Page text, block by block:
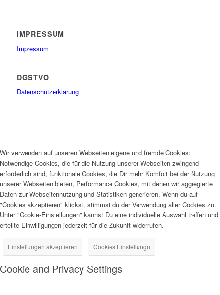
IMPRESSUM
Impressum
DGSTVO
Datenschutzerklärung
Wir verwenden auf unseren Webseiten eigene und fremde Cookies:
Notwendige Cookies, die für die Nutzung unserer Webseiten zwingend
erforderlich sind, funktionale Cookies, die Dir mehr Komfort bei der Nutzung
unserer Webseiten bieten, Performance Cookies, mit denen wir aggregierte
Daten zur Webseitennutzung und Statistiken generieren. Wenn du auf
"Cookies akzeptieren" klickst, stimmst du der Verwendung aller Cookies zu.
Unter "Cookie-Einstellungen" kannst Du eine individuelle Auswahl treffen und
erteilte Einwilligungen jederzeit für die Zukunft widerrufen.
Einstellungen akzeptieren Cookies Einstellungn
Cookie and Privacy Settings